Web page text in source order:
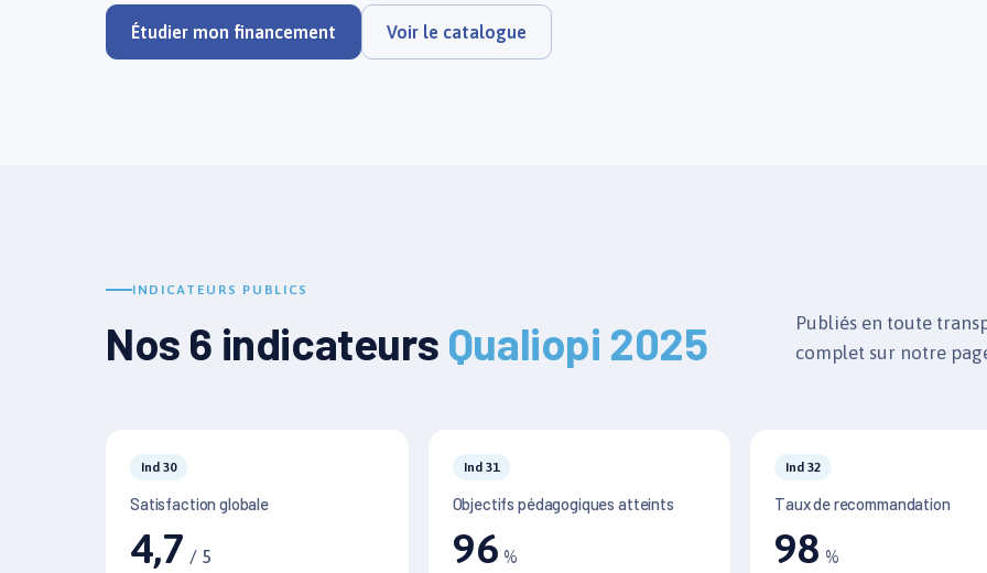
Étudier mon financement Voir le catalogue
INDICATEURS PUBLICS
Nos 6 indicateurs Qualiopi 2025
Publiés en toute
complet sur notre
Ind 30
Satisfaction globale
4,7 / 5
Ind 31
Objectifs pédagogiques atteints
96 %
Ind 32
Taux de recommandation
98 %